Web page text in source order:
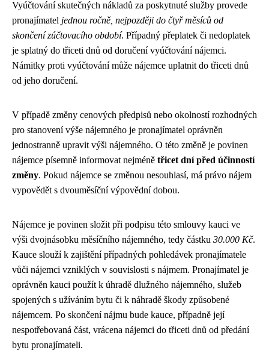
Vyúčtování skutečných nákladů za poskytnuté služby provede
pronajímatel jednou ročně, nejpozději do čtyř měsíců od
skončení zúčtovacího období. Případný přeplatek či nedoplatek
je splatný do třiceti dnů od doručení vyúčtování nájemci.
Námitky proti vyúčtování může nájemce uplatnit do třiceti dnů
od jeho doručení.
V případě změny cenových předpisů nebo okolností rozhodných
pro stanovení výše nájemného je pronajímatel oprávněn
jednostranně upravit výši nájemného. O této změně je povinen
nájemce písemně informovat nejméně třicet dní před účinností
změny. Pokud nájemce se změnou nesouhlasí, má právo nájem
vypovědět s dvouměsíční výpovědní dobou.
Nájemce je povinen složit při podpisu této smlouvy kauci ve
výši dvojnásobku měsíčního nájemného, tedy částku 30.000 Kč.
Kauce slouží k zajištění případných pohledávek pronajímatele
vůči nájemci vzniklých v souvislosti s nájmem. Pronajímatel je
oprávněn kauci použít k úhradě dlužného nájemného, služeb
spojených s užíváním bytu či k náhradě škody způsobené
nájemcem. Po skončení nájmu bude kauce, případně její
nespotřebovaná část, vrácena nájemci do třiceti dnů od předání
bytu pronajímateli.